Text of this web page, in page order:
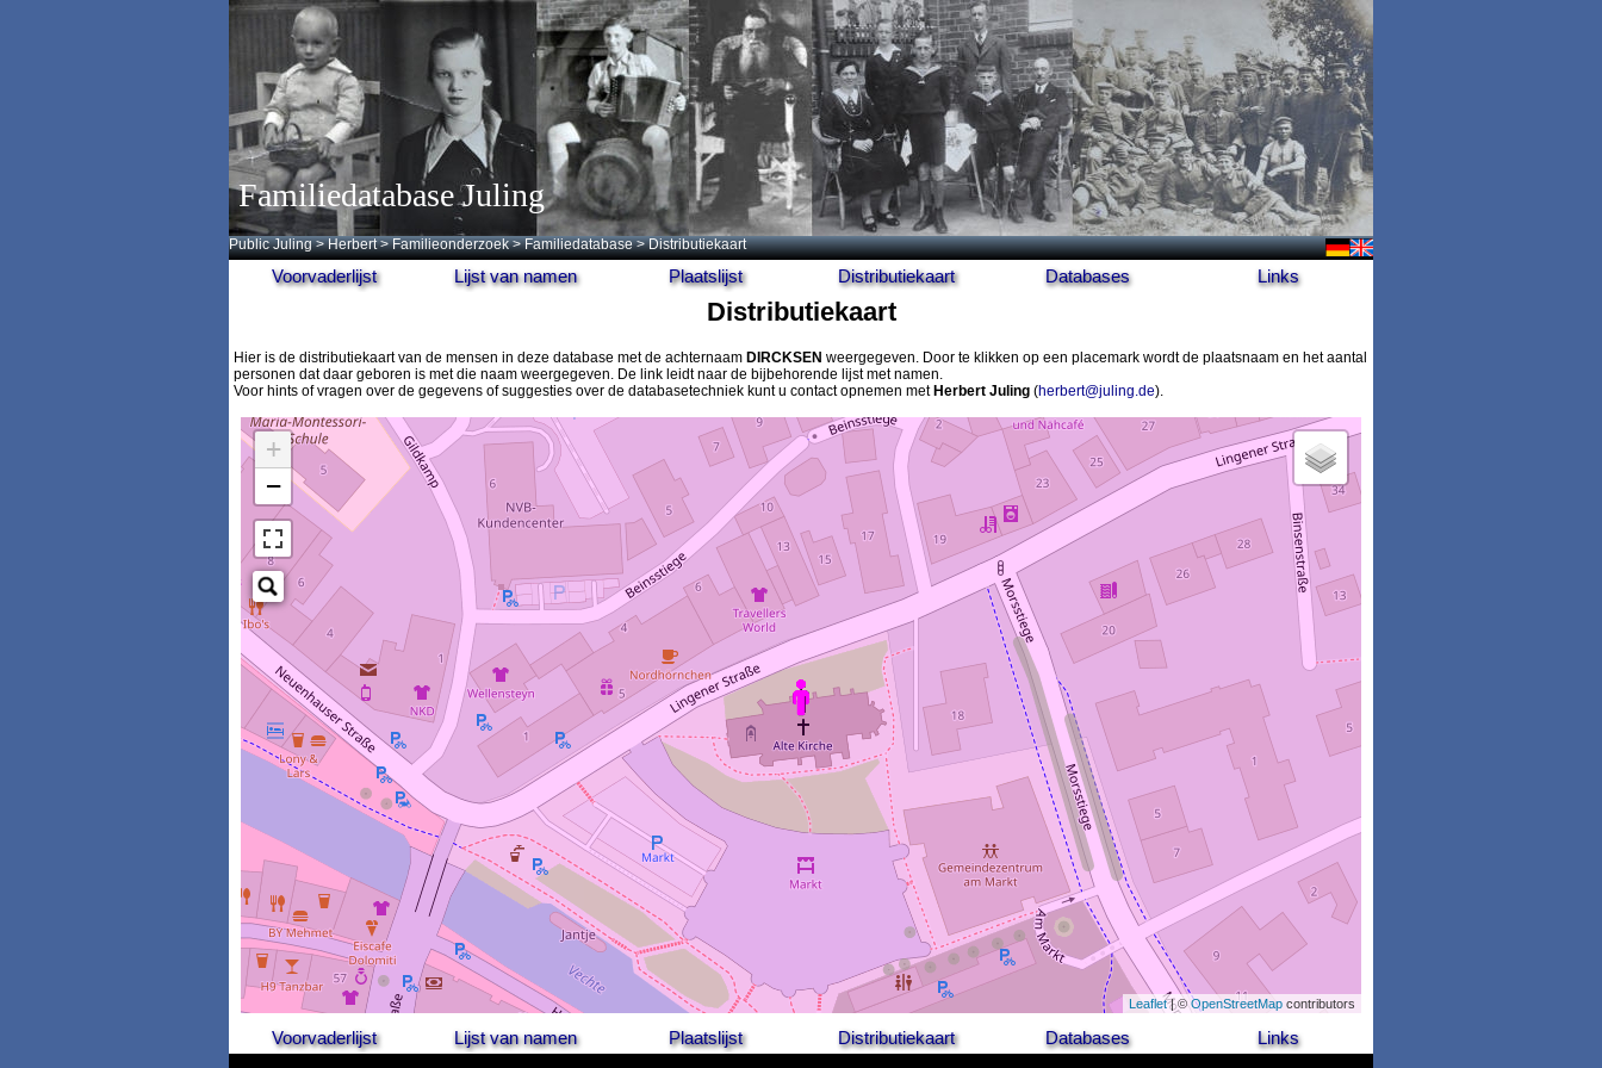
Familiedatabase Juling
Public Juling >Herbert >Familieonderzoek >Familiedatabase > Distributiekaart
Voorvaderlijst Lijst van namen Plaatslijst Distributiekaart Databases Links
Distributiekaart
Hier is de distributiekaart van de mensen in deze database met de achternaam DIRCKSEN weergegeven. Door te klikken op een placemark wordt de plaatsnaam en het aantal
personen dat daar geboren is met die naam weergegeven. De link leidt naar de bijbehorende lijst met namen.
Voor hints of vragen over de gegevens of suggesties over de databasetechniek kunt u contact opnemen met Herbert Juling (herbert@juling.de).
+
−
Leaflet| © OpenStreetMap contributors
Voorvaderlijst Lijst van namen Plaatslijst Distributiekaart Databases Links